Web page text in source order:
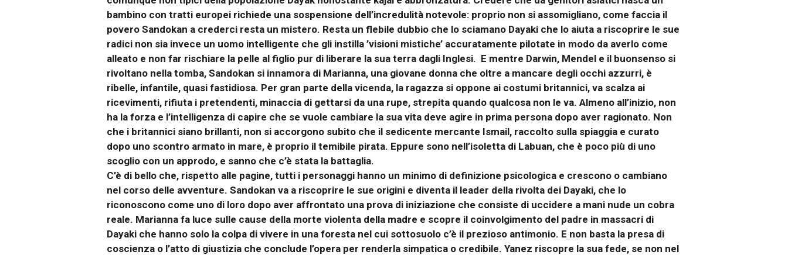
bambino con tratti europei richiede una sospensione dell’incredulità notevole: proprio non si assomigliano, come faccia il
povero Sandokan a crederci resta un mistero. Resta un flebile dubbio che lo sciamano Dayaki che lo aiuta a riscoprire le sue
radici non sia invece un uomo intelligente che gli instilla ’visioni mistiche’ accuratamente pilotate in modo da averlo come
alleato e non far rischiare la pelle al figlio pur di liberare la sua terra dagli Inglesi. E mentre Darwin, Mendel e il buonsenso si
rivoltano nella tomba, Sandokan si innamora di Marianna, una giovane donna che oltre a mancare degli occhi azzurri, è
ribelle, infantile, quasi fastidiosa. Per gran parte della vicenda, la ragazza si oppone ai costumi britannici, va scalza ai
ricevimenti, rifiuta i pretendenti, minaccia di gettarsi da una rupe, strepita quando qualcosa non le va. Almeno all’inizio, non
ha la forza e l’intelligenza di capire che se vuole cambiare la sua vita deve agire in prima persona dopo aver ragionato. Non
che i britannici siano brillanti, non si accorgono subito che il sedicente mercante Ismail, raccolto sulla spiaggia e curato
dopo uno scontro armato in mare, è proprio il temibile pirata. Eppure sono nell’isoletta di Labuan, che è poco più di uno
scoglio con un approdo, e sanno che c’è stata la battaglia.
C’è di bello che, rispetto alle pagine, tutti i personaggi hanno un minimo di definizione psicologica e crescono o cambiano
nel corso delle avventure. Sandokan va a riscoprire le sue origini e diventa il leader della rivolta dei Dayaki, che lo
riconoscono come uno di loro dopo aver affrontato una prova di iniziazione che consiste di uccidere a mani nude un cobra
reale. Marianna fa luce sulle cause della morte violenta della madre e scopre il coinvolgimento del padre in massacri di
Dayaki che hanno solo la colpa di vivere in una foresta nel cui sottosuolo c’è il prezioso antimonio. E non basta la presa di
coscienza o l’atto di giustizia che conclude l’opera per renderla simpatica o credibile. Yanez riscopre la sua fede, se non nel